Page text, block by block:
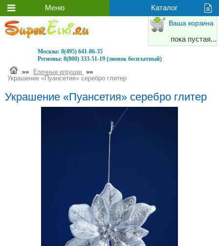
Москва: 8(495) 641-86-35
Регионы: 8(800) 333-51-19 (звонок бесплатный)
Ваша корзина
пока пустая...
»» Ёлочные игрушки
»»
Украшение «Пуансетия» серебро глитер
Украшение «Пуансетия» серебро глитер